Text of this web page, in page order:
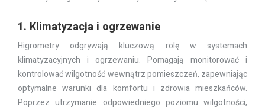
1. Klimatyzacja i ogrzewanie
Higrometry odgrywają kluczową rolę w systemach
klimatyzacyjnych i ogrzewaniu. Pomagają monitorować i
kontrolować wilgotność wewnątrz pomieszczeń, zapewniając
optymalne warunki dla komfortu i zdrowia mieszkańców.
Poprzez utrzymanie odpowiedniego poziomu wilgotności,